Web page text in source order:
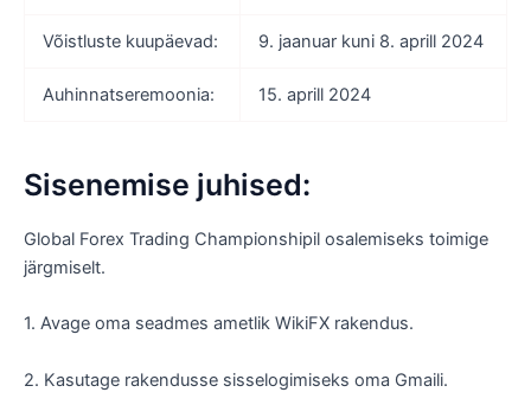
Võistluste kuupäevad: 9. jaanuar kuni 8. aprill 2024
Auhinnatseremoonia: 15. aprill 2024
Sisenemise juhised:
Global Forex Trading Championshipil osalemiseks toimige
järgmiselt.
1. Avage oma seadmes ametlik WikiFX rakendus.
2. Kasutage rakendusse sisselogimiseks oma Gmaili.